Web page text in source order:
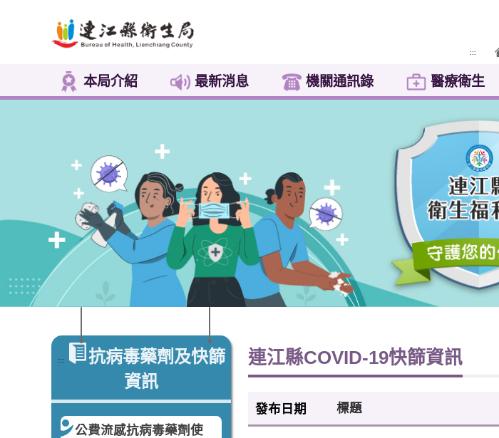
:::
本局介紹 最新消息 機關通訊錄 醫療衛生
:::
抗病毒藥劑及快篩
資訊
公費流感抗病毒藥劑使
連江縣COVID-19快篩資訊
發布日期 標題